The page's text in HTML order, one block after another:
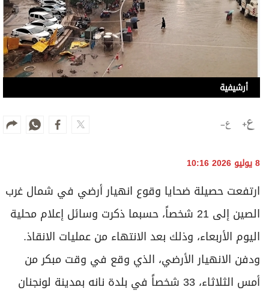
أرشيفية
8 يوليو 2026 10:16
ارتفعت حصيلة ضحايا وقوع انهيار أرضي في شمال غرب
الصين إلى 21 شخصاً، حسبما ذكرت وسائل إعلام محلية
اليوم الأربعاء، وذلك بعد الانتهاء من عمليات الانقاذ.
ودفن الانهيار الأرضي، الذي وقع في وقت مبكر من
أمس الثلاثاء، 33 شخصاً في بلدة نانه بمدينة لونجنان